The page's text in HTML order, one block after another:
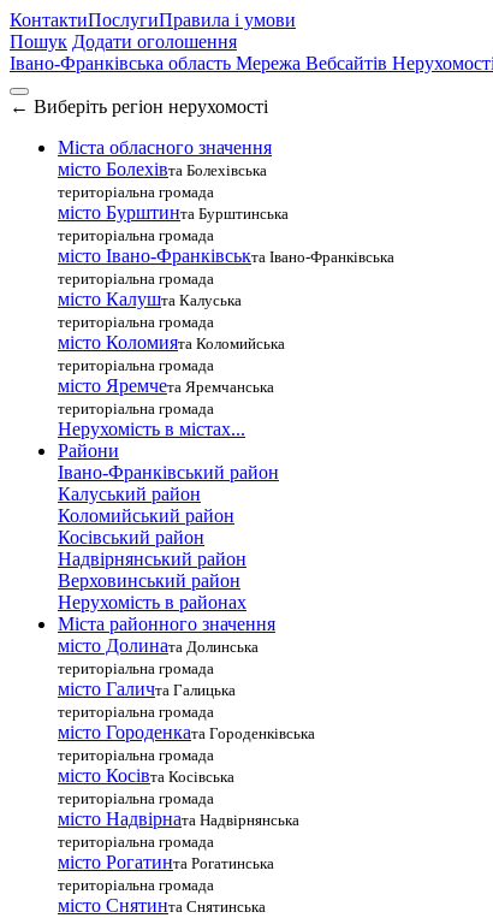
КонтактиПослугиПравила і умови
Пошук Додати оголошення
Івано-Франківська область Мережа Вебсайтів Нерухомості
← Виберіть регіон нерухомості
Міста обласного значення
місто Болехівта Болехівська
територіальна громада
місто Бурштинта Бурштинська
територіальна громада
місто Івано-Франківськта Івано-Франківська
територіальна громада
місто Калушта Калуська
територіальна громада
місто Коломията Коломийська
територіальна громада
місто Яремчета Яремчанська
територіальна громада
Нерухомість в містах...
Райони
Івано-Франківський район
Калуський район
Коломийський район
Косівський район
Надвірнянський район
Верховинський район
Нерухомість в районах
Міста районного значення
місто Долината Долинська
територіальна громада
місто Галичта Галицька
територіальна громада
місто Городенката Городенківська
територіальна громада
місто Косівта Косівська
територіальна громада
місто Надвірната Надвірнянська
територіальна громада
місто Рогатинта Рогатинська
територіальна громада
місто Снятинта Снятинська